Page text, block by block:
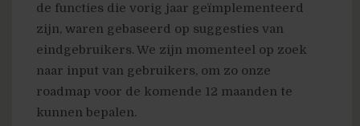
de functies die vorig jaar geïmplementeerd
zijn, waren gebaseerd op suggesties van
eindgebruikers. We zijn momenteel op zoek
naar input van gebruikers, om zo onze
roadmap voor de komende 12 maanden te
kunnen bepalen.